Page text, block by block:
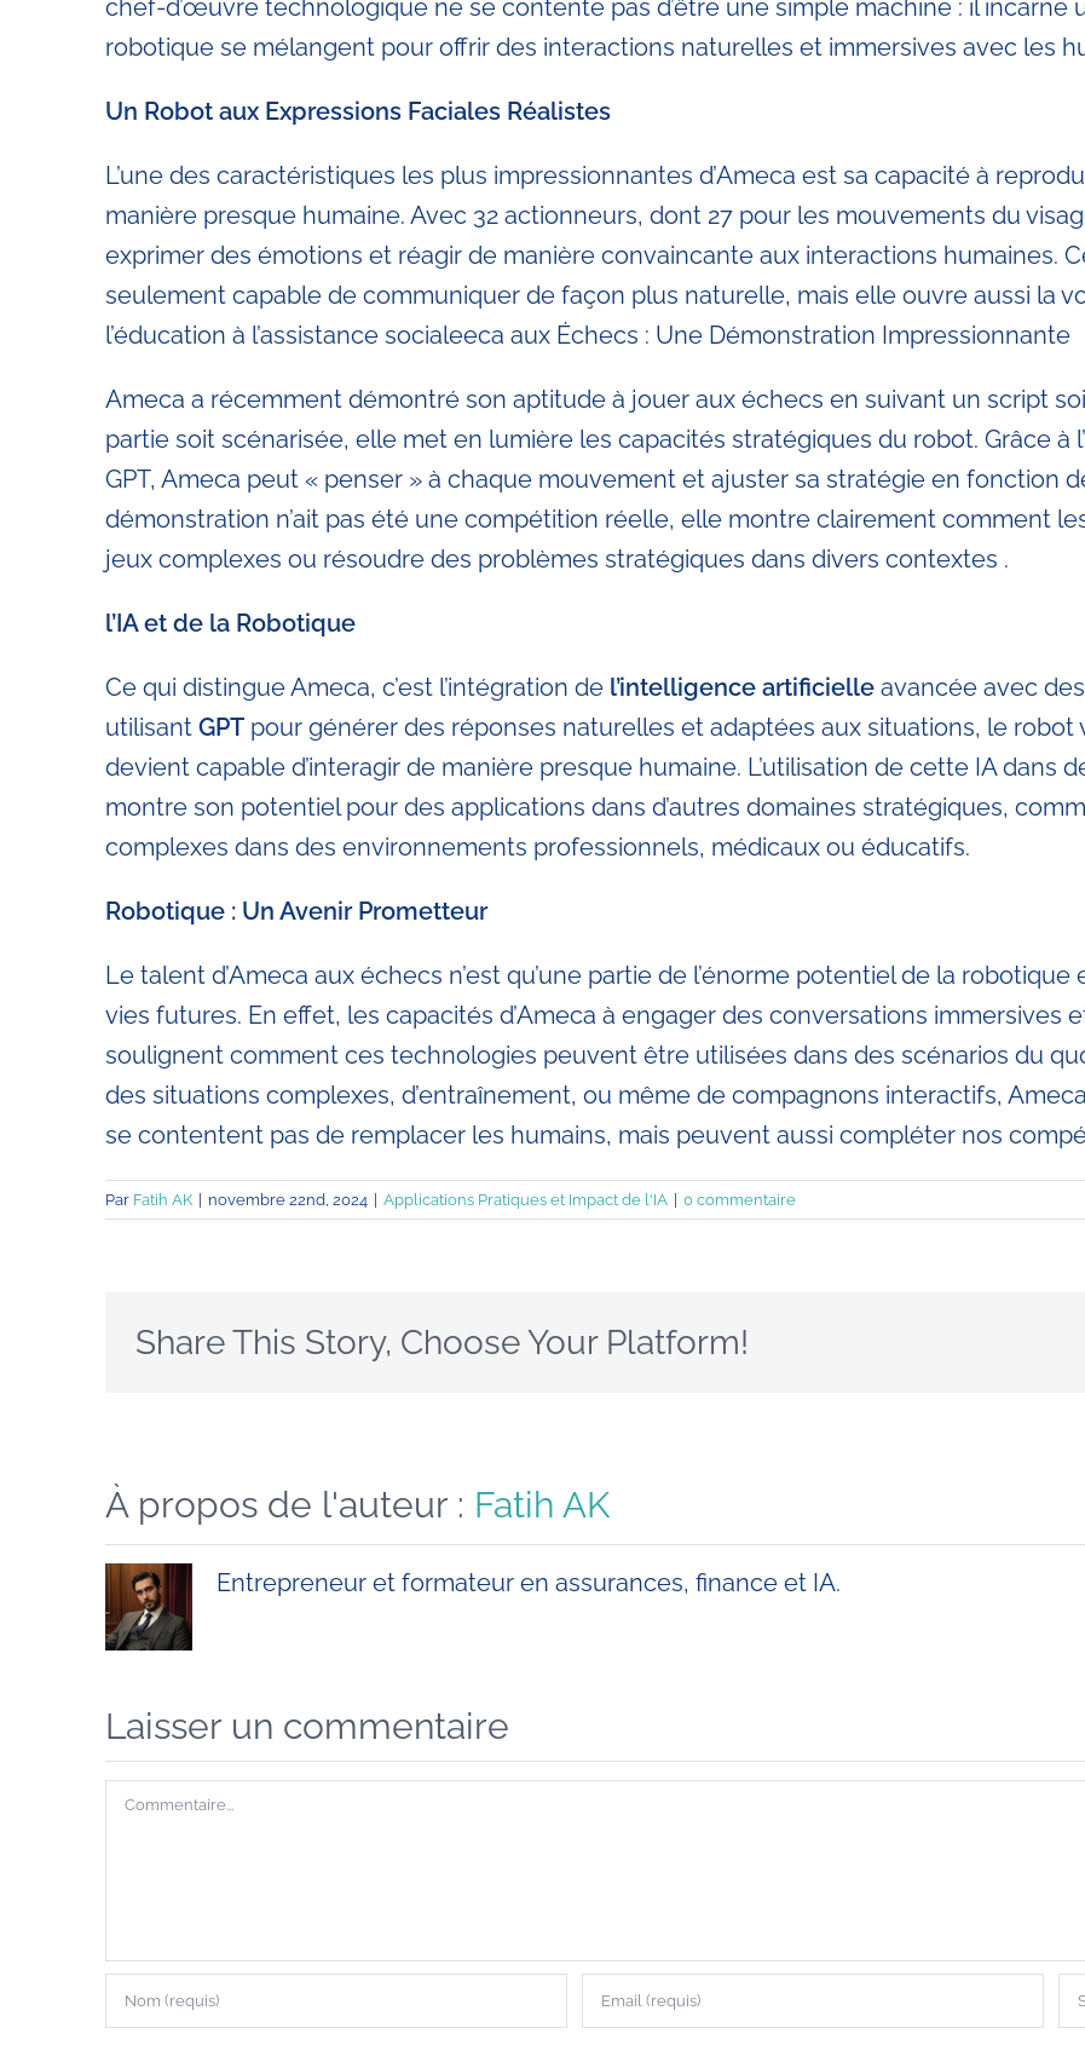
chef-d’œuvre technologique ne se contente pas d’être une simple machine : il incarne
robotique se mélangent pour offrir des interactions naturelles et immersives avec les
Un Robot aux Expressions Faciales Réalistes
L’une des caractéristiques les plus impressionnantes d’Ameca est sa capacité à
manière presque humaine. Avec 32 actionneurs, dont 27 pour les mouvements du
exprimer des émotions et réagir de manière convaincante aux interactions humaines.
seulement capable de communiquer de façon plus naturelle, mais elle ouvre aussi la
l’éducation à l’assistance socialeeca aux Échecs : Une Démonstration Impressionnante
Ameca a récemment démontré son aptitude à jouer aux échecs en suivant un script
partie soit scénarisée, elle met en lumière les capacités stratégiques du robot. Grâce à
GPT, Ameca peut « penser » à chaque mouvement et ajuster sa stratégie en fonction
démonstration n’ait pas été une compétition réelle, elle montre clairement comment
jeux complexes ou résoudre des problèmes stratégiques dans divers contextes .
l’IA et de la Robotique
Ce qui distingue Ameca, c’est l’intégration de l’intelligence artificielle avancée avec
utilisant GPT pour générer des réponses naturelles et adaptées aux situations, le
devient capable d’interagir de manière presque humaine. L’utilisation de cette IA dans
montre son potentiel pour des applications dans d’autres domaines stratégiques,
complexes dans des environnements professionnels, médicaux ou éducatifs.
Robotique : Un Avenir Prometteur
Le talent d’Ameca aux échecs n’est qu’une partie de l’énorme potentiel de la
vies futures. En effet, les capacités d’Ameca à engager des conversations immersives
soulignent comment ces technologies peuvent être utilisées dans des scénarios du
des situations complexes, d’entraînement, ou même de compagnons interactifs,
se contentent pas de remplacer les humains, mais peuvent aussi compléter nos
Par Fatih AK | novembre 22nd, 2024 | Applications Pratiques et Impact de l'IA | 0 commentaire
Share This Story, Choose Your Platform!
À propos de l'auteur : Fatih AK
Entrepreneur et formateur en assurances, finance et IA.
Laisser un commentaire
Commentaire